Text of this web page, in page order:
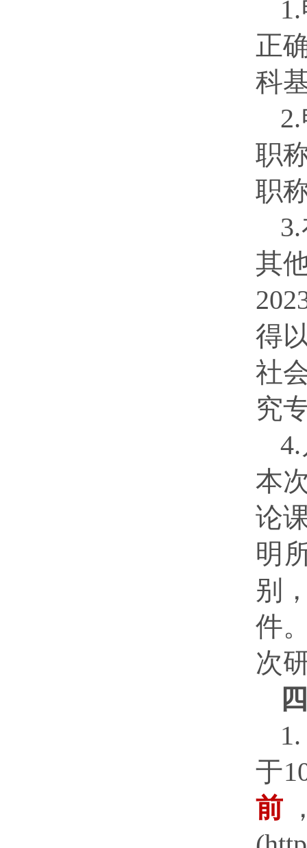
正
科
职
职
其
得
社
究
本
论
明
别
件
次
于
前